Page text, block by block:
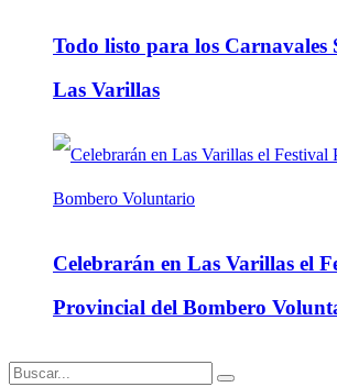
Todo listo para los Carnavales
Las Varillas
Celebrarán en Las Varillas el
Provincial del Bombero